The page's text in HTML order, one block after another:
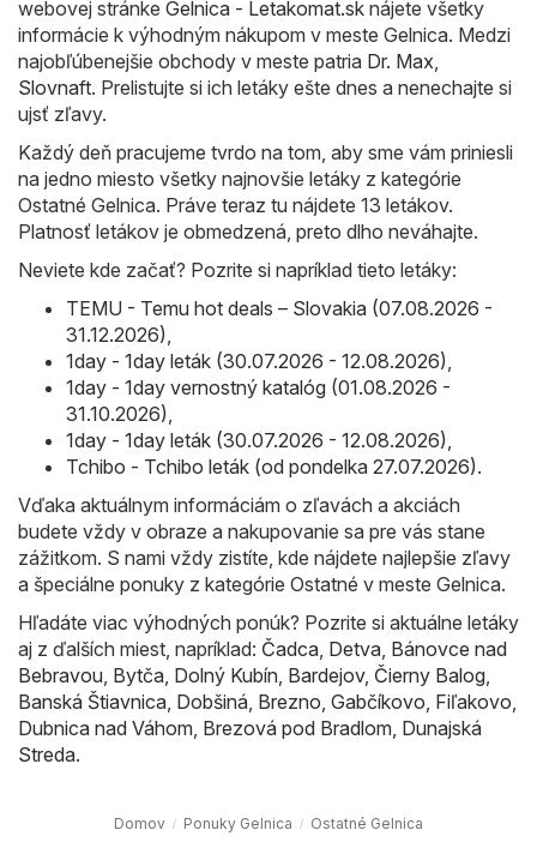
webovej stránke Gelnica - Letakomat.sk nájete všetky
informácie k výhodným nákupom v meste Gelnica. Medzi
najobľúbenejšie obchody v meste patria Dr. Max
Slovnaft. Prelistujte si ich letáky ešte dnes a nenechajte si
ujsť zľavy.
Každý deň pracujeme tvrdo na tom, aby sme vám priniesli
na jedno miesto všetky najnovšie letáky z kategórie
Ostatné Gelnica. Práve teraz tu nájdete 13 letákov.
Platnosť letákov je obmedzená, preto dlho neváhajte.
Neviete kde začať? Pozrite si napríklad tieto letáky:
TEMU - Temu hot deals – Slovakia (07.08.2026 -
31.12.2026)
1day - 1day leták (30.07.2026 - 12.08.2026)
1day - 1day vernostný katalóg (01.08.2026 -
31.10.2026)
1day - 1day leták (30.07.2026 - 12.08.2026)
Tchibo - Tchibo leták (od pondelka 27.07.2026).
Vďaka aktuálnym informáciám o zľavách a akciách
budete vždy v obraze a nakupovanie sa pre vás stane
zážitkom. S nami vždy zistíte, kde nájdete najlepšie zľavy
a špeciálne ponuky z kategórie Ostatné v meste Gelnica.
Hľadáte viac výhodných ponúk? Pozrite si aktuálne letáky
aj z ďalších miest, napríklad: Čadca Detva Bánovce nad
Bebravou Bytča Dolný Kubín Bardejov, Čierny Balog
Banská Štiavnica Dobšiná Brezno Gabčíkovo Fiľakovo
Dubnica nad Váhom Brezová pod Bradlom Dunajská
Streda.
Domov Ponuky Gelnica Ostatné Gelnica